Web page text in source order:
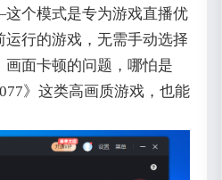
个模式是专为游戏直播优
行的游戏，无需手动选择
画面卡顿的问题，哪怕是
》这类高画质游戏，也能